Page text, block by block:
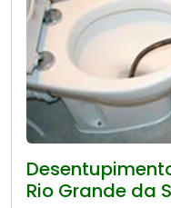
Rio Grande da